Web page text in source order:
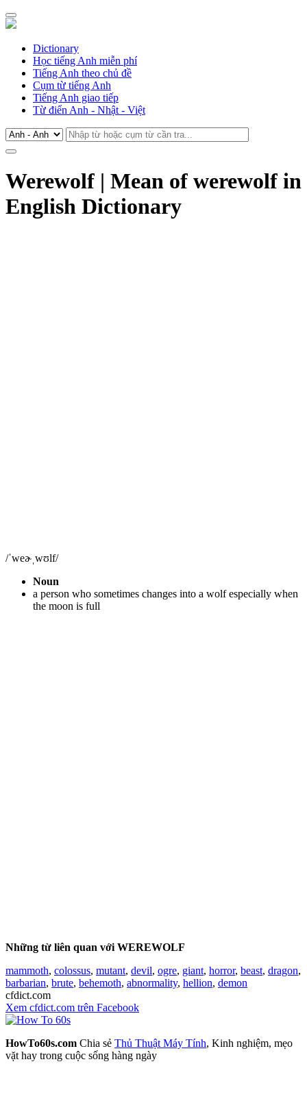
Dictionary
Học tiếng Anh miễn phí
Tiếng Anh theo chủ đề
Cụm từ tiếng Anh
Tiếng Anh giao tiếp
Từ điển Anh - Nhật - Việt
Werewolf | Mean of werewolf in
English Dictionary
/ˈweɚˌwʊlf/
Noun
a person who sometimes changes into a wolf especially when
the moon is full
Những từ liên quan với WEREWOLF
mammoth, colossus, mutant, devil, ogre, giant, horror, beast, dragon,
barbarian, brute, behemoth, abnormality, hellion, demon
cfdict.com
Xem cfdict.com trên Facebook
HowTo60s.com Chia sẻ Thủ Thuật Máy Tính, Kinh nghiệm, mẹo
vặt hay trong cuộc sống hàng ngày